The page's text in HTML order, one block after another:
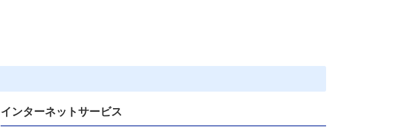
インターネットサービス